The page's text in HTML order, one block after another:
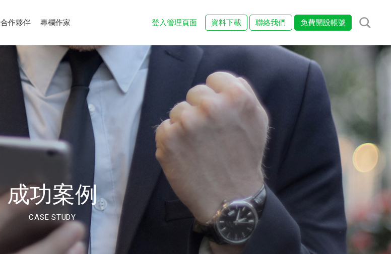
合作夥伴 專欄作家 登入管理頁面 資料下載 聯絡我們 免費開設帳號
成功案例
CASE STUDY